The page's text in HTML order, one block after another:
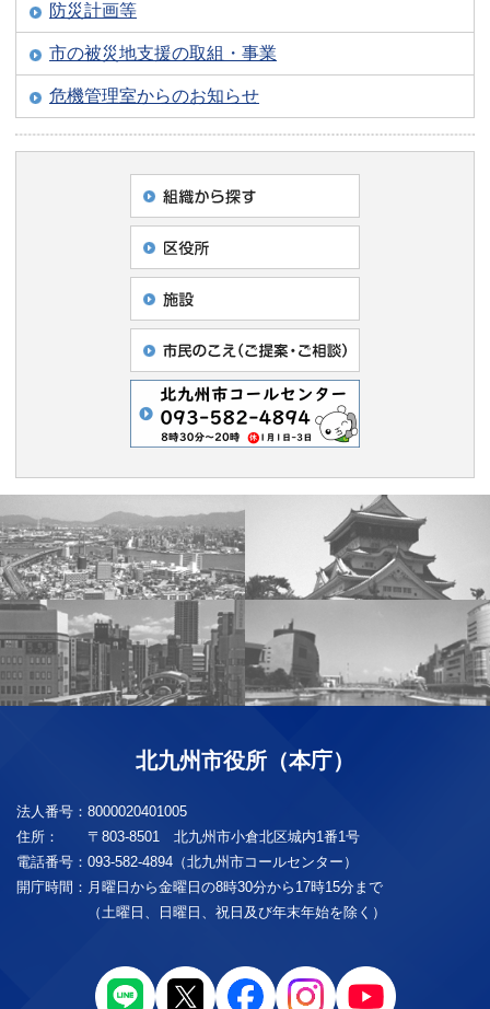
防災計画等
市の被災地支援の取組・事業
危機管理室からのお知らせ
北九州市役所（本庁）
法人番号： 8000020401005
住所：
〒803-8501 北九州市小倉北区城内1番1号
電話番号： 093-582-4894（北九州市コールセンター）
開庁時間： 月曜日から金曜日の8時30分から17時15分まで
（土曜日、日曜日、祝日及び年末年始を除く）